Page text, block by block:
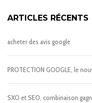
ARTICLES RÉCENTS
acheter des avis google
PROTECTION GOOGLE, le
SXO et SEO, combinaison